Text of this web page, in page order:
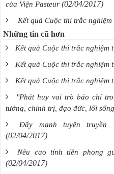
của Viện Pasteur (02/04/2017)
Kết quả Cuộc thi trắc nghiệm
Những tin cũ hơn
Kết quả Cuộc thi trắc nghiệm
Kết quả Cuộc thi trắc nghiệm
Kết quả Cuộc thi trắc nghiệm
"Phát huy vai trò báo chí
tưởng, chính trị, đạo đức, lối
Đẩy mạnh tuyên
(02/04/2017)
Nêu cao tính tiền phong
(02/04/2017)